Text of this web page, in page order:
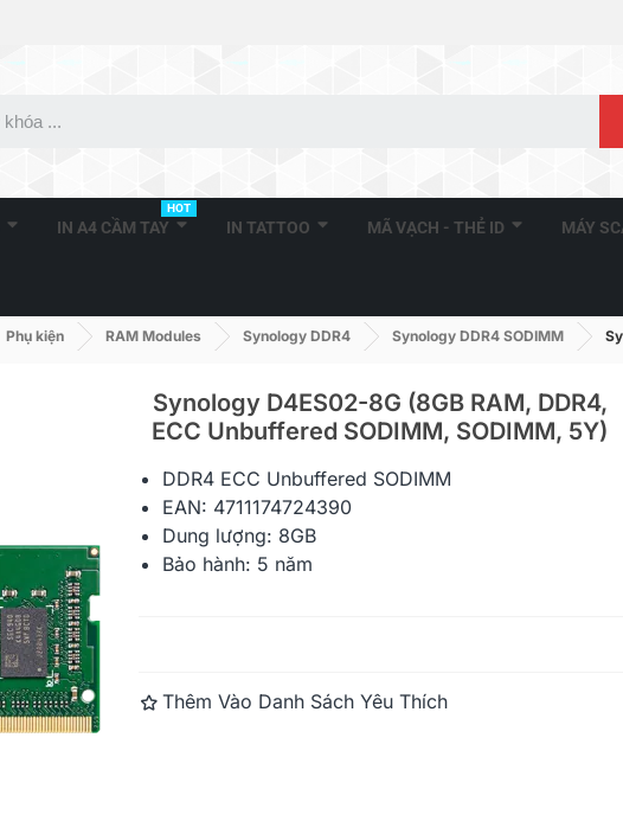
IN A4 CẦM TAY
HOT
IN TATTOO MÃ VẠCH - THẺ ID MÁY
Phụ kiện RAM Modules Synology DDR4 Synology DDR4 SODIMM
Synology D4ES02-8G (8GB RAM, DDR4,
ECC Unbuffered SODIMM, SODIMM, 5Y)
DDR4 ECC Unbuffered SODIMM
EAN: 4711174724390
Dung lượng: 8GB
Bảo hành: 5 năm
Thêm Vào Danh Sách Yêu Thích